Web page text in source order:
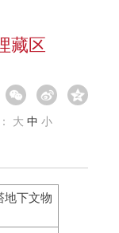
藏区
大 中 小
地下文物